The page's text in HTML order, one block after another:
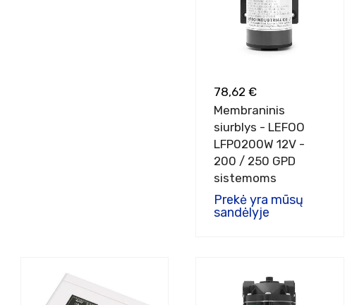
78,62 €
Membraninis
siurblys - LEFOO
LFP0200W 12V -
200 / 250 GPD
sistemoms
Prekė yra mūsų
sandėlyje